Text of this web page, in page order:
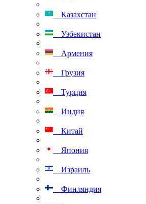
Казахстан
Узбекистан
Армения
Грузия
Турция
Индия
Китай
Япония
Израиль
Финляндия